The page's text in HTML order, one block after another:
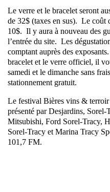
Le verre et le bracelet seront
de 32$ (taxes en sus). Le coût
10$. Il y aura à nouveau des
l’entrée du site. Les
comptant auprès des
bracelet et le verre officiel, il
samedi et le dimanche sans
stationnement gratuit.
Le festival Bières vins &
présenté par Desjardins,
Mitsubishi, Ford Sorel-Tracy,
Sorel-Tracy et Marina Tracy
101,7 FM.